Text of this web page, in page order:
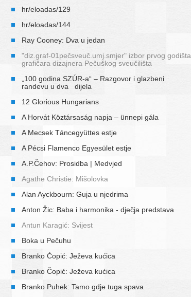
hr/eloadas/129
hr/eloadas/144
Ray Cooney: Dva u jedan
"diz.graf-01pečsveuč.umj.smjer" izbor prvog godišta
grafičara dizajnera Pečuškog sveučilišta
„100 godina SZÚR-a“ – Razgovor i glazbeni
randevu u dva dijela
12 Glorious Hungarians
A Horvát Köztársaság napja – ünnepi gála
A Mecsek Táncegyüttes estje
A Pécsi Flamenco Egyesület estje
A.P.Čehov: Prosidba | Medvjed
Agathe Christie: Mišolovka
Alan Ayckbourn: Guja u njedrima
Anton Žic: Baba i harmonika - dječja predstava
Antun Karagić: Svijest
Boka u Pečuhu
Branko Ćopić: Ježeva kućica
Branko Čopić: Ježeva kućica
Branko Puhek: Tamo gdje tuga spava